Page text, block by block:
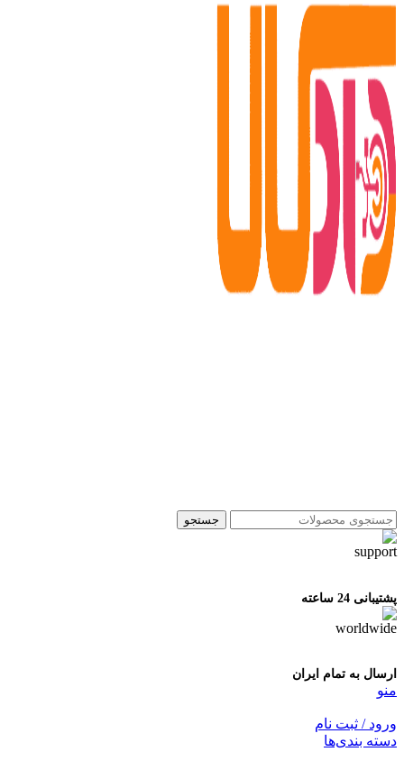
جستجو
پشتیبانی 24 ساعته
ارسال به تمام ایران
منو
ورود / ثبت نام
دسته بندی‌ها